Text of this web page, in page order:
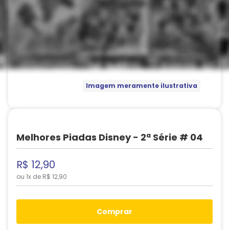
Imagem meramente ilustrativa
Melhores Piadas Disney - 2ª Série # 04
R$ 12,90
ou 1x de R$ 12,90
comprar